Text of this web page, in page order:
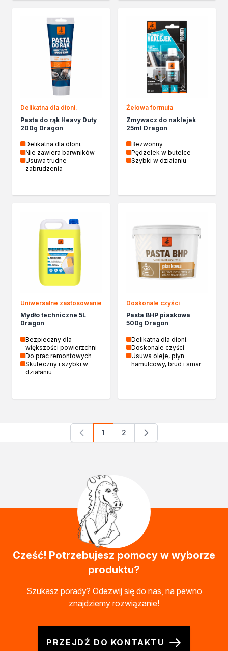
Delikatna dla dłoni.
Pasta do rąk Heavy Duty
200g Dragon
Delikatna dla dłoni.
Nie zawiera barwników
Usuwa trudne
zabrudzenia
Żelowa formuła
Zmywacz do naklejek
25ml Dragon
Bezwonny
Pędzelek w butelce
Szybki w działaniu
Uniwersalne zastosowanie
Mydło techniczne 5L
Dragon
Bezpieczny dla
większości powierzchni
Do prac remontowych
Skuteczny i szybki w
działaniu
Doskonale czyści
Pasta BHP piaskowa
500g Dragon
Delikatna dla dłoni.
Doskonale czyści
Usuwa oleje, płyn
hamulcowy, brud i smar
Aktualnie czytasz stronę
1 Strona
2
Cześć! Potrzebujesz pomocy w wyborze
produktu?
Szukasz porady? Odezwij się do nas, na pewno
znajdziemy rozwiązanie!
PRZEJDŹ DO KONTAKTU